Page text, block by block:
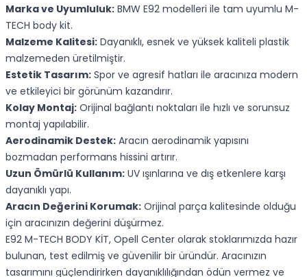
Marka ve Uyumluluk: BMW E92 modelleri ile tam uyumlu M-
TECH body kit.
Malzeme Kalitesi: Dayanıklı, esnek ve yüksek kaliteli plastik
malzemeden üretilmiştir.
Estetik Tasarım: Spor ve agresif hatları ile aracınıza modern
ve etkileyici bir görünüm kazandırır.
Kolay Montaj: Orijinal bağlantı noktaları ile hızlı ve sorunsuz
montaj yapılabilir.
Aerodinamik Destek: Aracın aerodinamik yapısını
bozmadan performans hissini artırır.
Uzun Ömürlü Kullanım: UV ışınlarına ve dış etkenlere karşı
dayanıklı yapı.
Aracın Değerini Korumak: Orijinal parça kalitesinde olduğu
için aracınızın değerini düşürmez.
E92 M-TECH BODY KİT, Opell Center olarak stoklarımızda hazır
bulunan, test edilmiş ve güvenilir bir üründür. Aracınızın
tasarımını güçlendirirken dayanıklılığından ödün vermez ve